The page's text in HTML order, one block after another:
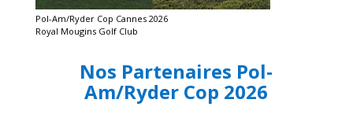
Pol-Am/Ryder Cop Cannes 2026
Royal Mougins Golf Club
Nos Partenaires Pol-
Am/Ryder Cop 2026